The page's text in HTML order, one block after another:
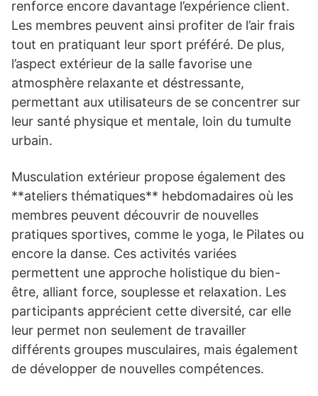
renforce encore davantage l’expérience client.
Les membres peuvent ainsi profiter de l’air frais
tout en pratiquant leur sport préféré. De plus,
l’aspect extérieur de la salle favorise une
atmosphère relaxante et déstressante,
permettant aux utilisateurs de se concentrer sur
leur santé physique et mentale, loin du tumulte
urbain.
Musculation extérieur propose également des
**ateliers thématiques** hebdomadaires où les
membres peuvent découvrir de nouvelles
pratiques sportives, comme le yoga, le Pilates ou
encore la danse. Ces activités variées
permettent une approche holistique du bien-
être, alliant force, souplesse et relaxation. Les
participants apprécient cette diversité, car elle
leur permet non seulement de travailler
différents groupes musculaires, mais également
de développer de nouvelles compétences.